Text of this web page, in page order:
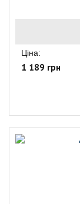
Ціна:
1 189 грн